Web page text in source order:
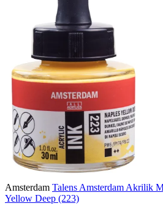
Amsterdam Talens Amsterdam Akrilik
Yellow Deep (223)